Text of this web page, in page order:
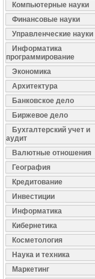
Компьютерные науки
Финансовые науки
Управленческие науки
Информатика
программирование
Экономика
Архитектура
Банковское дело
Биржевое дело
Бухгалтерский учет и
аудит
Валютные отношения
География
Кредитование
Инвестиции
Информатика
Кибернетика
Косметология
Наука и техника
Маркетинг